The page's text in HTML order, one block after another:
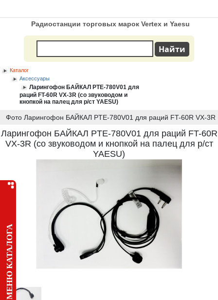
МЕНЮ КАТАЛОГА
Радиостанции торговых марок Vertex и Yaesu
Каталог
Аксессуары
Ларингофон БАЙКАЛ PTE-780V01 для
раций FT-60R VX-3R (со звуководом и
кнопкой на палец для р/ст YAESU)
Фото Ларингофон БАЙКАЛ PTE-780V01 для раций FT-60R VX-3R
Ларингофон БАЙКАЛ PTE-780V01 для раций FT-60R
VX-3R (со звуководом и кнопкой на палец для р/ст
YAESU)